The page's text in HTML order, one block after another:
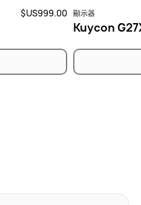
$US999.00 顯示器
Kuycon